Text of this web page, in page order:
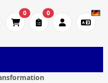
0 0